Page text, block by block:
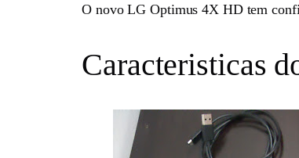
O novo LG Optimus 4X HD tem
Caracteristicas